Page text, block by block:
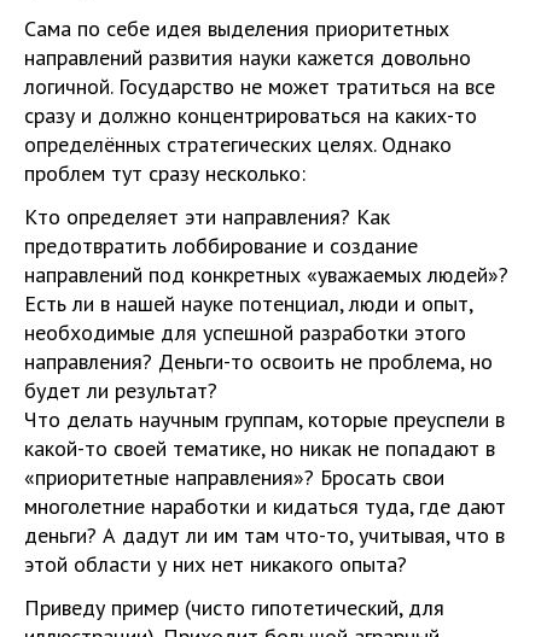
Сама по себе идея выделения приоритетных
направлений развития науки кажется довольно
логичной. Государство не может тратиться на все
сразу и должно концентрироваться на каких-то
определённых стратегических целях. Однако
проблем тут сразу несколько:
Кто определяет эти направления? Как
предотвратить лоббирование и создание
направлений под конкретных «уважаемых людей»?
Есть ли в нашей науке потенциал, люди и опыт,
необходимые для успешной разработки этого
направления? Деньги-то освоить не проблема, но
будет ли результат?
Что делать научным группам, которые преуспели в
какой-то своей тематике, но никак не попадают в
«приоритетные направления»? Бросать свои
многолетние наработки и кидаться туда, где дают
деньги? А дадут ли им там что-то, учитывая, что в
этой области у них нет никакого опыта?
Приведу пример (чисто гипотетический, для